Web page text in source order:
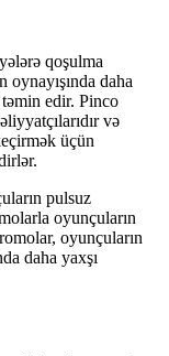
qoşulma
oynayışında daha
təmin edir. Pinco
və
üçün
pulsuz
oyunçuların
oyunçuların
daha yaxşı